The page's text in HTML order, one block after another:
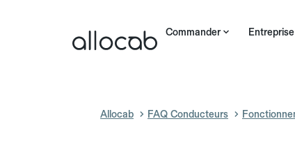
Commander Entreprise
Allocab FAQ Conducteurs